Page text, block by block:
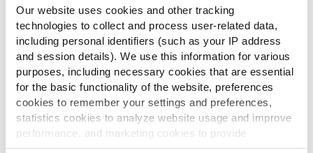
Our website uses cookies and other tracking
technologies to collect and process user-related data,
including personal identifiers (such as your IP address
and session details). We use this information for various
purposes, including necessary cookies that are essential
for the basic functionality of the website, preferences
cookies to remember your settings and preferences,
statistics cookies to analyze website usage and improve
performance, and marketing cookies to provide
personalized content and advertising.
Ανακάλυψε τις TOP προτιμήσεις των καταναλωτών, που
διαμορφώνουν τις τάσεις της αγοράς. Κατέβασε
ΔΩΡΕΑΝ την έρευνά μας!
Συμπλήρωσε την παρακάτω φόρμα και θα λάβεις άμεσα
στο email σου την έρευνά μας.